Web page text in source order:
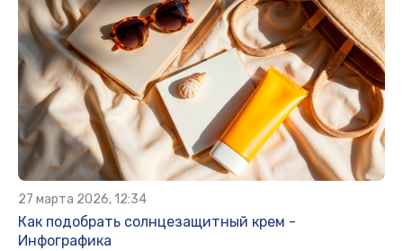
27 марта 2026, 12:34
Как подобрать солнцезащитный крем -
Инфографика